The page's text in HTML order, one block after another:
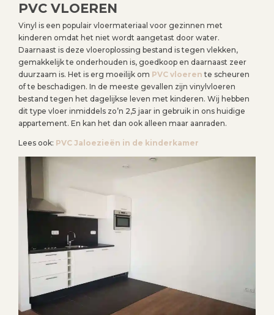
PVC VLOEREN
Vinyl is een populair vloermateriaal voor gezinnen met
kinderen omdat het niet wordt aangetast door water.
Daarnaast is deze vloeroplossing bestand is tegen vlekken,
gemakkelijk te onderhouden is, goedkoop en daarnaast zeer
duurzaam is. Het is erg moeilijk om PVC vloeren te scheuren
of te beschadigen. In de meeste gevallen zijn vinylvloeren
bestand tegen het dagelijkse leven met kinderen. Wij hebben
dit type vloer inmiddels zo’n 2,5 jaar in gebruik in ons huidige
appartement. En kan het dan ook alleen maar aanraden.
Lees ook: PVC Jaloezieën in de kinderkamer